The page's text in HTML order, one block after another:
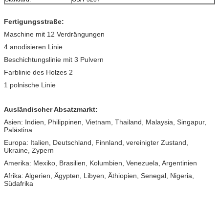
Fertigungsstraße:
Maschine mit 12 Verdrängungen
4 anodisieren Linie
Beschichtungslinie mit 3 Pulvern
Farblinie des Holzes 2
1 polnische Linie
Ausländischer Absatzmarkt:
Asien: Indien, Philippinen, Vietnam, Thailand, Malaysia, Singapur,
Palästina
Europa: Italien, Deutschland, Finnland, vereinigter Zustand,
Ukraine, Zypern
Amerika: Mexiko, Brasilien, Kolumbien, Venezuela, Argentinien
Afrika: Algerien, Ägypten, Libyen, Äthiopien, Senegal, Nigeria,
Südafrika